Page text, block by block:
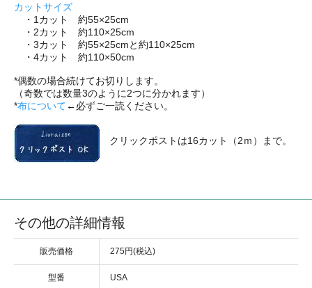
カットサイズ
・1カット 約55×25cm
・2カット 約110×25cm
・3カット 約55×25cmと約110×25cm
・4カット 約110×50cm
*偶数の場合続けてお切りします。
（奇数では数量3のように2つに分かれます）
*布について ←必ずご一読ください。
クリックポストは16カット（2ｍ）まで。
その他の詳細情報
販売価格 275円(税込)
型番 USA